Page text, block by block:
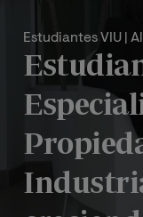
Estudiantes VIU |